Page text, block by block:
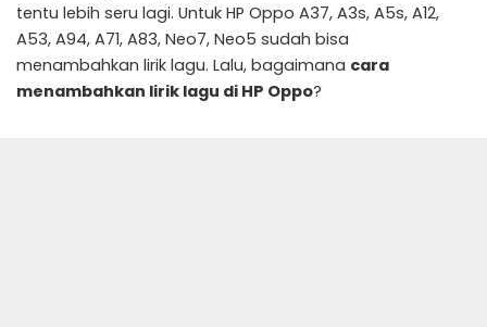
tentu lebih seru lagi. Untuk HP Oppo A37, A3s, A5s, A12,
A53, A94, A71, A83, Neo7, Neo5 sudah bisa
menambahkan lirik lagu. Lalu, bagaimana cara
menambahkan lirik lagu di HP Oppo?